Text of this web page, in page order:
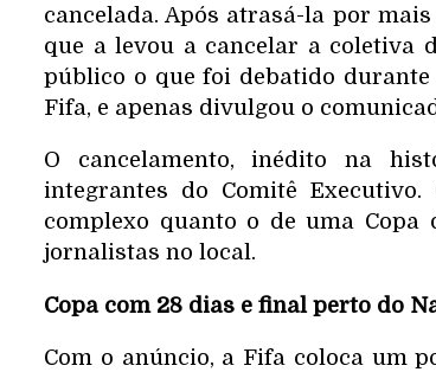
cancelada. Após atrasá-la por
que a levou a cancelar a coletiva
público o que foi debatido durante
Fifa, e apenas divulgou o
O cancelamento, inédito na
integrantes do Comitê
complexo quanto o de uma Copa
jornalistas no local.
Copa com 28 dias e final perto do
Com o anúncio, a Fifa coloca um